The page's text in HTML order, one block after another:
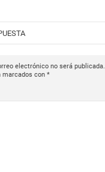
electrónico no será publicada.
marcados con *